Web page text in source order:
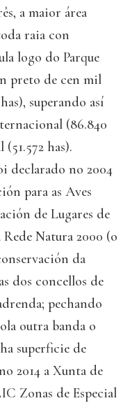
a maior área
raia con
logo do Parque
preto de cen mil
superando así
(86.840
has).
declarado no 2004
para as Aves
de Lugares de
Natura 2000 (o
da
dos concellos de
pechando
outra banda o
superficie de
2014 a Xunta de
Zonas de Especial